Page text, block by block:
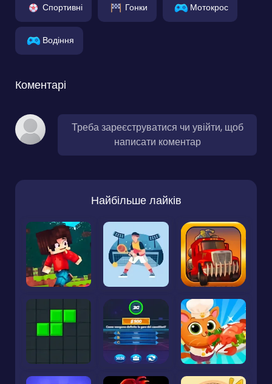
Спортивні Гонки Мотокрос
Водіння
Коментарі
Треба зареєструватися чи увійти, щоб
написати коментар
Найбільше лайків